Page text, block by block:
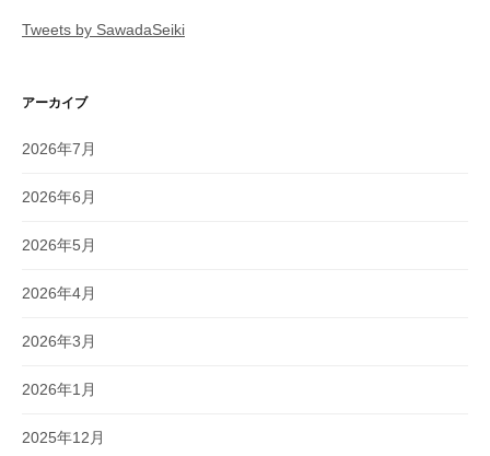
Tweets by SawadaSeiki
アーカイブ
2026年7月
2026年6月
2026年5月
2026年4月
2026年3月
2026年1月
2025年12月